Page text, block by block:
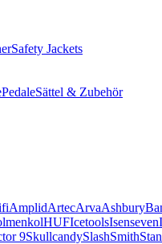
Safety Jackets
PedaleSättel & Zubehör
AmplidArtecArvaAshbury
HUFIcetoolsIsenseven
9SkullcandySlashSmith